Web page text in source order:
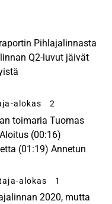
Pihlajalinnasta
Q2-luvut jäivät
alokas 2
toimaria Tuomas
(00:16)
(01:19) Annetun
alokas 1
2020, mutta